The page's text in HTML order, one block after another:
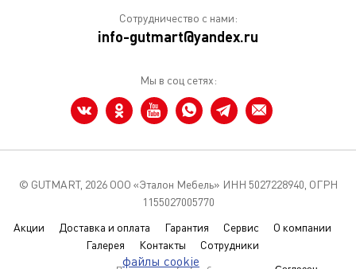
файлы cookie
Сотрудничество с нами:
info-gutmart@yandex.ru
Мы в соц сетях:
© GUTMART, 2026 ООО «Эталон Мебель» ИНН 5027228940, ОГРН
1155027005770
Акции
Доставка и оплата Гарантия Сервис
О компании
Галерея
Контакты Сотрудники